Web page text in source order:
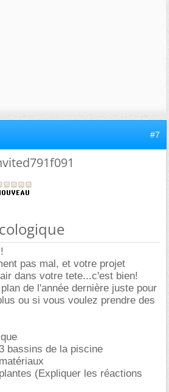
#7
pas mal, et votre projet
dans votre tete...c'est bien!
de l'année dernière juste pour
ou si vous voulez prendre des
bassins de la piscine
(Expliquer les réactions